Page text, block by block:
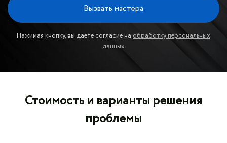
Вызвать мастера
Нажимая кнопку, вы даете согласие на обработку персональных
данных
Стоимость и варианты решения
проблемы